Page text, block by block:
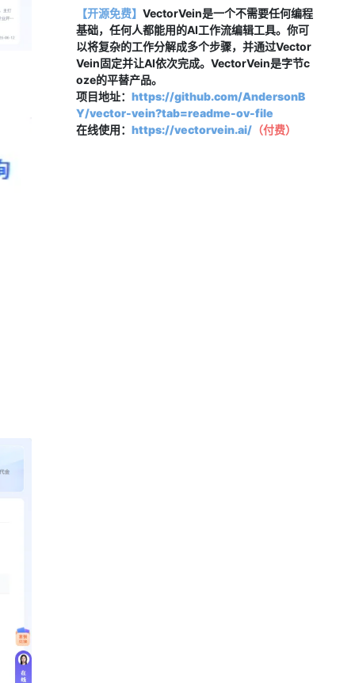
【开源免费】 VectorVein是一个不需要任何编程
基础，任何人都能用的AI工作流编辑工具。你可
以将复杂的工作分解成多个步骤，并通过Vector
Vein固定并让AI依次完成。VectorVein是字节c
oze的平替产品。
项目地址： https://github.com/AndersonB
Y/vector-vein?tab=readme-ov-file
在线使用： https://vectorvein.ai/ （付费）